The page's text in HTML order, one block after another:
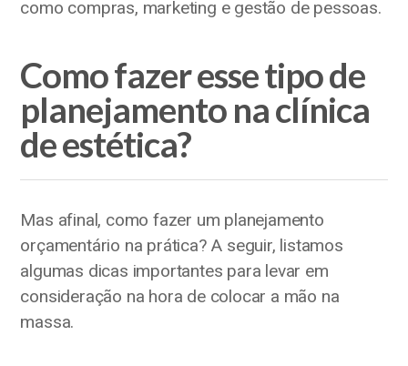
como compras, marketing e gestão de pessoas.
Como fazer esse tipo de
planejamento na clínica
de estética?
Mas afinal, como fazer um planejamento
orçamentário na prática? A seguir, listamos
algumas dicas importantes para levar em
consideração na hora de colocar a mão na
massa.